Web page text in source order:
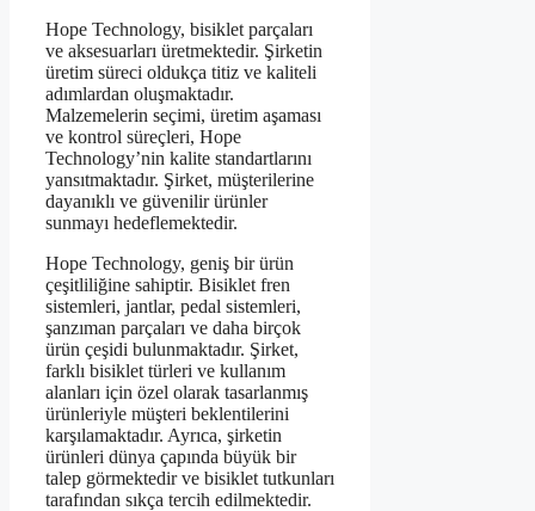
Hope Technology, bisiklet parçaları
ve aksesuarları üretmektedir. Şirketin
üretim süreci oldukça titiz ve kaliteli
adımlardan oluşmaktadır.
Malzemelerin seçimi, üretim aşaması
ve kontrol süreçleri, Hope
Technology’nin kalite standartlarını
yansıtmaktadır. Şirket, müşterilerine
dayanıklı ve güvenilir ürünler
sunmayı hedeflemektedir.
Hope Technology, geniş bir ürün
çeşitliliğine sahiptir. Bisiklet fren
sistemleri, jantlar, pedal sistemleri,
şanzıman parçaları ve daha birçok
ürün çeşidi bulunmaktadır. Şirket,
farklı bisiklet türleri ve kullanım
alanları için özel olarak tasarlanmış
ürünleriyle müşteri beklentilerini
karşılamaktadır. Ayrıca, şirketin
ürünleri dünya çapında büyük bir
talep görmektedir ve bisiklet tutkunları
tarafından sıkça tercih edilmektedir.